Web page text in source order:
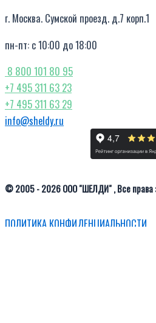
г. Москва. Сумской проезд. д.7 корп.1
пн-пт: с 10:00 до 18:00
8 800 101 80 95
+7 495 311 63 23
+7 495 311 63 29
info@sheldy.ru
© 2005 - 2026 ООО "ШЕЛДИ" , Все права
ПОЛИТИКА КОНФИДЕНЦИАЛЬНОСТИ